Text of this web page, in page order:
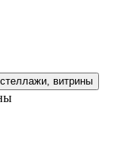
витрины